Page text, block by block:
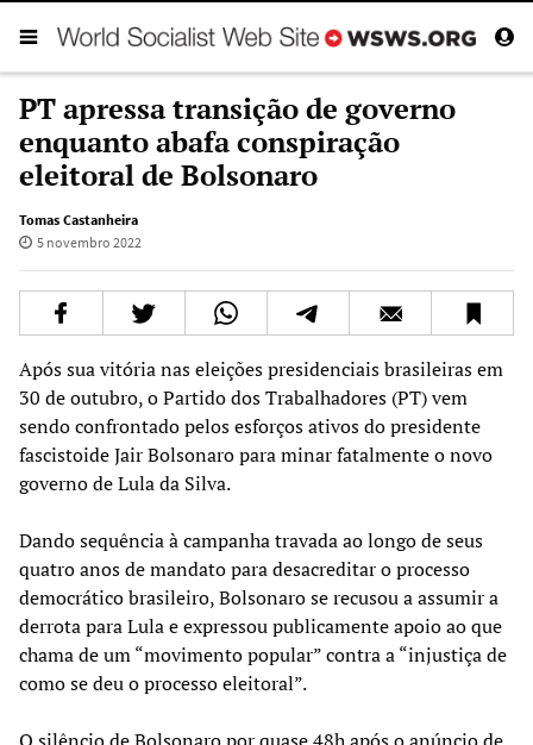
PT apressa transição de governo
enquanto abafa conspiração
eleitoral de Bolsonaro
Tomas Castanheira
5 novembro 2022
Após sua vitória nas eleições presidenciais brasileiras em
30 de outubro, o Partido dos Trabalhadores (PT) vem
sendo confrontado pelos esforços ativos do presidente
fascistoide Jair Bolsonaro para minar fatalmente o novo
governo de Lula da Silva.
Dando sequência à campanha travada ao longo de seus
quatro anos de mandato para desacreditar o processo
democrático brasileiro, Bolsonaro se recusou a assumir a
derrota para Lula e expressou publicamente apoio ao que
chama de um “movimento popular” contra a “injustiça de
como se deu o processo eleitoral”.
O silêncio de Bolsonaro por quase 48h após o anúncio de